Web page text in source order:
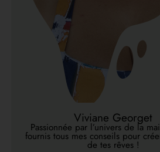
Viviane Georget
Passionnée par l’univers de la
fournis tous mes conseils pour
de tes rêves !